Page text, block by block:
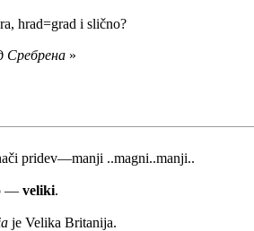
hrad=grad i slično?
Сребрена »
pridev—manji ..magni..manji..
— veliki.
je Velika Britanija.